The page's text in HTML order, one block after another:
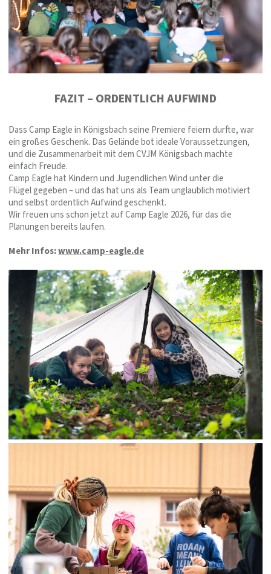
FAZIT – ORDENTLICH AUFWIND
Dass Camp Eagle in Königsbach seine Premiere feiern durfte, war
ein großes Geschenk. Das Gelände bot ideale Voraussetzungen,
und die Zusammenarbeit mit dem CVJM Königsbach machte
einfach Freude.
Camp Eagle hat Kindern und Jugendlichen Wind unter die
Flügel gegeben – und das hat uns als Team unglaublich motiviert
und selbst ordentlich Aufwind geschenkt.
Wir freuen uns schon jetzt auf Camp Eagle 2026, für das die
Planungen bereits laufen.
Mehr Infos:www.camp-eagle.de